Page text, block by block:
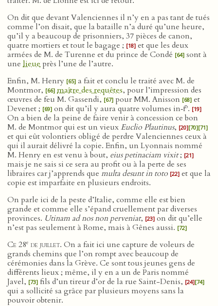
On dit que devant Valenciennes il n’y en a pas tant de tués
comme l’on disait, que la bataille n’a duré qu’une heure,
qu’il y a beaucoup de prisonniers, 37 pièces de canon,
quatre mortiers et tout le bagage ; [18] et que les deux
armées de M. de Turenne et du prince de Condé [64] sont à
une lieueprès l’une de l’autre.
Enfin, M. Henry [65] a fait et conclu le traité avec M. de
Montmor, [66] maître des requêtes, pour l’impression des
œuvres de feu M. Gassendi, [67] pour MM. Anisson [68] et
Devenet ; [69] on dit qu’il y aura quatre volumes in‑fo. [19]
On a bien de la peine de faire venir à concession ce bon
M. de Montmor qui est un vieuxEuclio Plautinus, [20][70][71]
et qui eût volontiers obligé de perdre Valenciennes ceux à
qui il aurait délivré la copie. Enfin, un Lyonnais nommé
M. Henry en est venu à bout, eius petinaciam vixit; [21]
mais je ne sais si ce sera au profit ou à la perte de ses
libraires car j’apprends que multa desunt in toto [22] et que la
copie est imparfaite en plusieurs endroits.
On parle ici de la peste d’Italie, comme elle est bien
grande et comme elle s’épand cruellement par diverses
provinces. Utinam ad nos non perveniat, [23] on dit qu’elle
n’est pas seulement à Rome, mais à Gênes aussi. [72]
Ce 28e de juillet. On a fait ici une capture de voleurs de
grands chemins que l’on rompt avec beaucoup de
cérémonies dans la Grève. Ce sont tous jeunes gens de
différents lieux ; même, il y en a un de Paris nommé
Javel, [73] fils d’un tireur d’or de la rue Saint-Denis, [24][74]
qui a sollicité sa grâce par plusieurs moyens sans la
pouvoir obtenir.